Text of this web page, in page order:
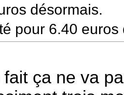
désormais.
pour 6.40
fait ça ne va